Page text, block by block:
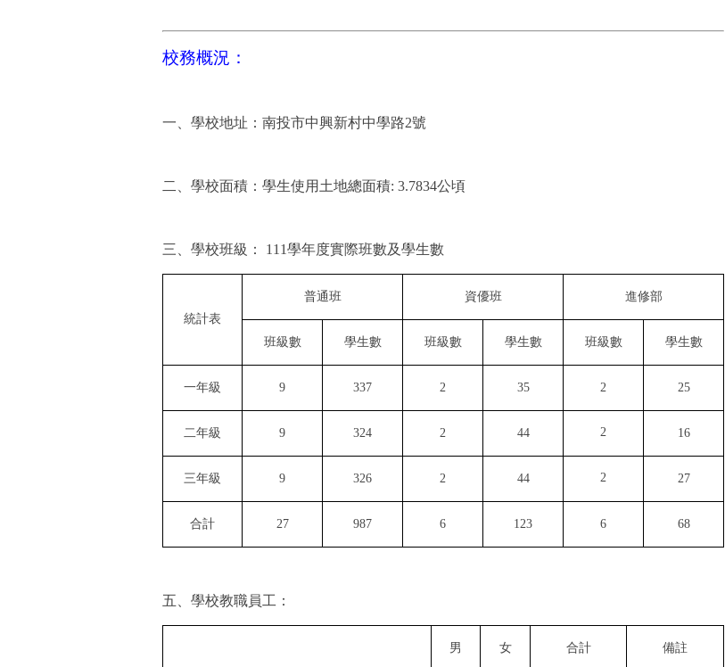
校務概況：
一、學校地址：南投市中興新村中學路2號
二、學校面積：學生使用土地總面積: 3.7834公頃
三、學校班級： 111學年度實際班數及學生數
統計表
普通班 資優班 進修部
班級數 學生數 班級數 學生數 班級數 學生數
一年級 9 337 2 35 2 25
二年級 9 324 2 44 2 16
三年級 9 326 2 44 2 27
合計 27 987 6 123 6 68
五、學校教職員工：
男 女 合計 備註